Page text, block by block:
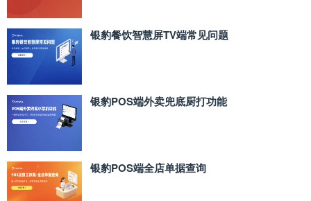
银豹餐饮智慧屏TV端常见问题
银豹POS端外卖兜底厨打功能
银豹POS端全店单据查询